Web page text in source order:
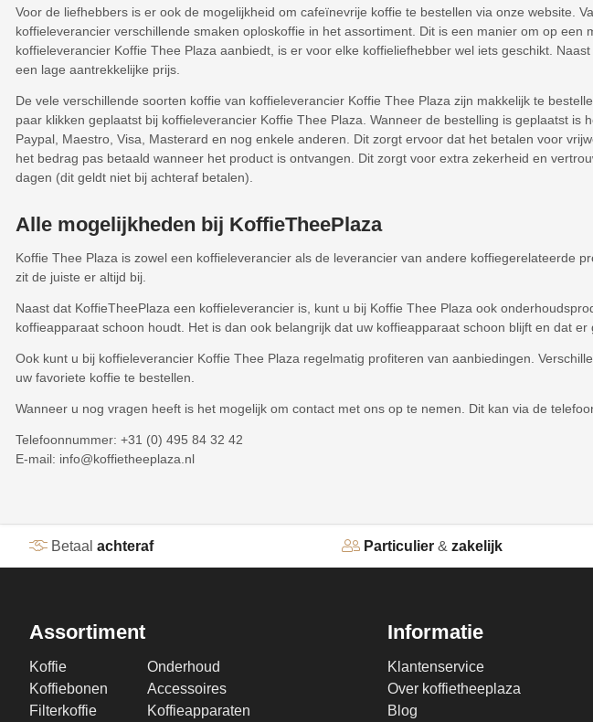
Voor de liefhebbers is er ook de mogelijkheid om cafeïnevrije koffie te bestellen via onze website.
koffieleverancier verschillende smaken oploskoffie in het assortiment. Dit is een manier om op
koffieleverancier Koffie Thee Plaza aanbiedt, is er voor elke koffieliefhebber wel iets geschikt.
een lage aantrekkelijke prijs.
De vele verschillende soorten koffie van koffieleverancier Koffie Thee Plaza zijn makkelijk te
paar klikken geplaatst bij koffieleverancier Koffie Thee Plaza. Wanneer de bestelling is geplaatst
Paypal, Maestro, Visa, Masterard en nog enkele anderen. Dit zorgt ervoor dat het betalen voor
het bedrag pas betaald wanneer het product is ontvangen. Dit zorgt voor extra zekerheid en
dagen (dit geldt niet bij achteraf betalen).
Alle mogelijkheden bij KoffieTheePlaza
Koffie Thee Plaza is zowel een koffieleverancier als de leverancier van andere koffiegerelateerde
zit de juiste er altijd bij.
Naast dat KoffieTheePlaza een koffieleverancier is, kunt u bij Koffie Thee Plaza ook
koffieapparaat schoon houdt. Het is dan ook belangrijk dat uw koffieapparaat schoon blijft en dat
Ook kunt u bij koffieleverancier Koffie Thee Plaza regelmatig profiteren van aanbiedingen.
uw favoriete koffie te bestellen.
Wanneer u nog vragen heeft is het mogelijk om contact met ons op te nemen. Dit kan via de
Telefoonnummer: +31 (0) 495 84 32 42
E-mail: info@koffietheeplaza.nl
Betaal achteraf Particulier & zakelijk
Assortiment
Koffie
Koffiebonen
Filterkoffie
Onderhoud
Accessoires
Koffieapparaten
Informatie
Klantenservice
Over koffietheeplaza
Blog